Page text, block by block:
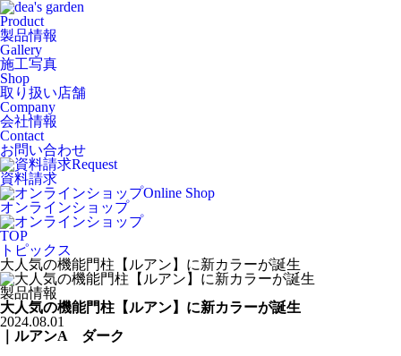
Product
製品情報
Gallery
施工写真
Shop
取り扱い店舗
Company
会社情報
Contact
お問い合わせ
Request
資料請求
Online Shop
オンラインショップ
TOP
トピックス
大人気の機能門柱【ルアン】に新カラーが誕生
製品情報
大人気の機能門柱【ルアン】に新カラーが誕生
2024.08.01
｜ルアンA ダーク